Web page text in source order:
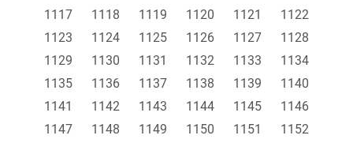
1117
1118 1119 1120 1121
1122
1123
1124 1125 1126 1127
1128
1129
1130 1131 1132 1133
1134
1135
1136 1137 1138 1139
1140
1141
1142 1143 1144 1145
1146
1147
1148 1149 1150 1151 1152